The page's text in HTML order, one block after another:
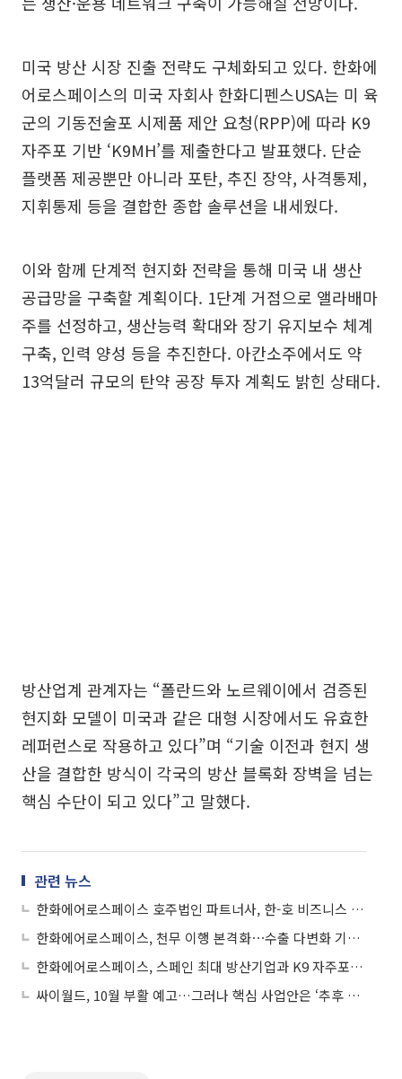
미국 방산 시장 진출 전략도 구체화되고 있다. 한화에
어로스페이스의 미국 자회사 한화디펜스USA는 미 육
군의 기동전술포 시제품 제안 요청(RPP)에 따라 K9
자주포 기반 ‘K9MH’를 제출한다고 발표했다. 단순
플랫폼 제공뿐만 아니라 포탄, 추진 장약, 사격통제,
지휘통제 등을 결합한 종합 솔루션을 내세웠다.
이와 함께 단계적 현지화 전략을 통해 미국 내 생산
공급망을 구축할 계획이다. 1단계 거점으로 앨라배마
주를 선정하고, 생산능력 확대와 장기 유지보수 체계
구축, 인력 양성 등을 추진한다. 아칸소주에서도 약
13억달러 규모의 탄약 공장 투자 계획도 밝힌 상태다.
방산업계 관계자는 “폴란드와 노르웨이에서 검증된
현지화 모델이 미국과 같은 대형 시장에서도 유효한
레퍼런스로 작용하고 있다”며 “기술 이전과 현지 생
산을 결합한 방식이 각국의 방산 블록화 장벽을 넘는
핵심 수단이 되고 있다”고 말했다.
관련 뉴스
한화에어로스페이스 호주법인 파트너사, 한-호 비즈니스 어워드 수상
한화에어로스페이스, 천무 이행 본격화⋯수출 다변화 기대에 8%↑
한화에어로스페이스, 스페인 최대 방산기업과 K9 자주포 현지화 협력
싸이월드, 10월 부활 예고…그러나 핵심 사업안은 ‘추후 공개’